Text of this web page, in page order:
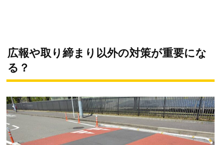
広報や取り締まり以外の対策が重要にな
る？